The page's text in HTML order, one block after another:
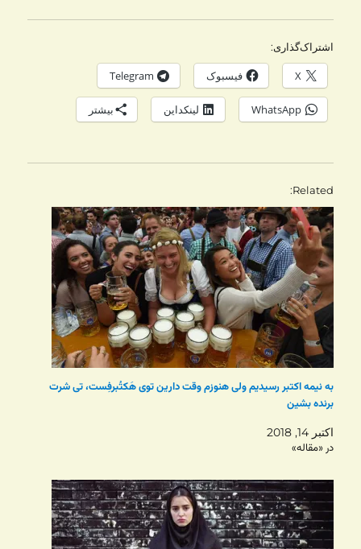
اشتراک‌گذاری:
X فیسبوک Telegram
WhatsApp لینکداین بیشتر
Related
به نیمه اکتبر رسیدیم ولی هنوزم وقت دارین توی هَکتُبرفِست، تی شرت
برنده بشین
اکتبر 14, 2018
در «مقاله»